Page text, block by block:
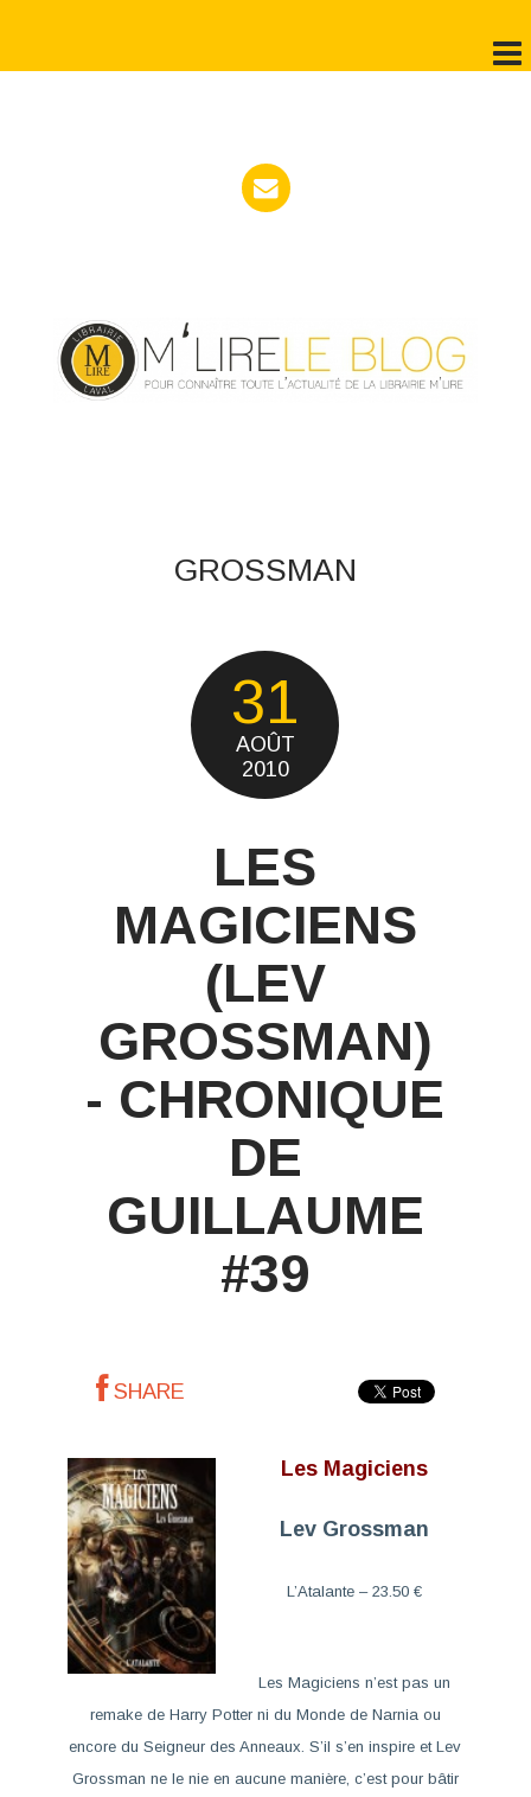
GROSSMAN
31
AOÛT
2010
LES
MAGICIENS
(LEV
GROSSMAN)
- CHRONIQUE
DE
GUILLAUME
#39
SHARE
Les Magiciens
Lev Grossman
L’Atalante – 23.50 €
Les Magiciens n’est pas un
remake de Harry Potterni du Monde de Narniaou
encore duSeigneur des Anneaux. S’il s’en inspire et Lev
Grossman ne le nie en aucune manière, c’est pour bâtir